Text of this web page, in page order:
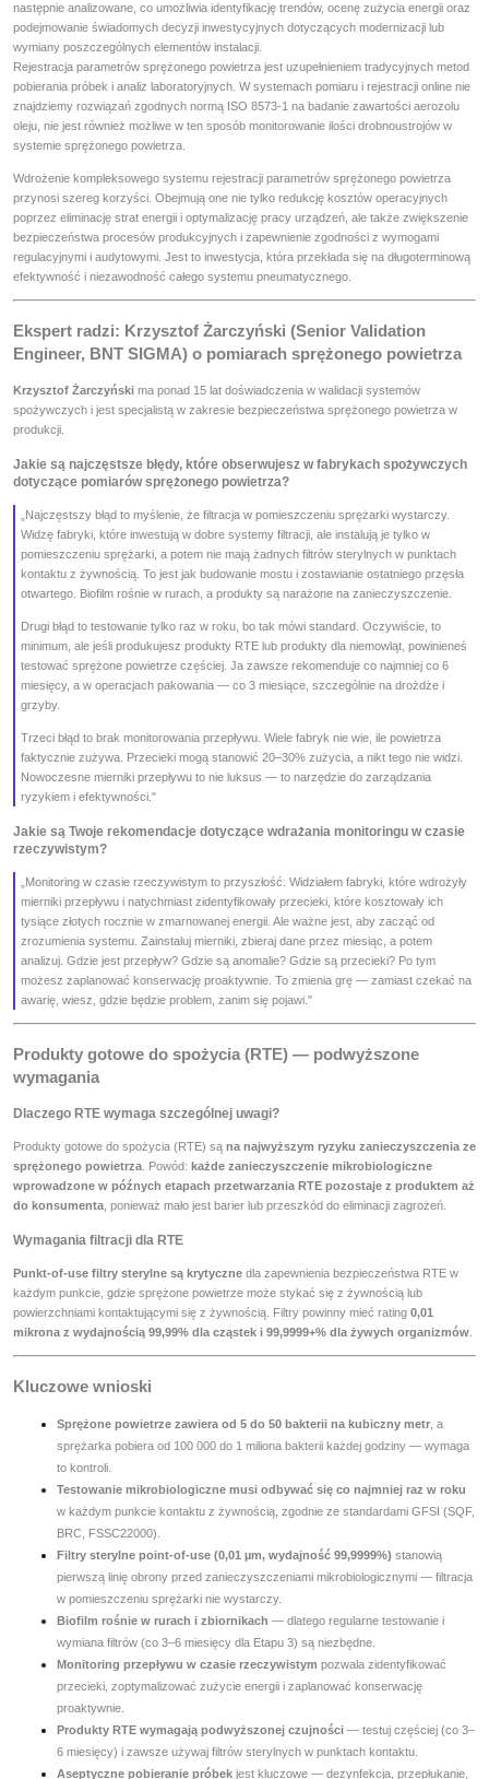
następnie analizowane, co umożliwia identyfikację trendów, ocenę zużycia energii oraz
podejmowanie świadomych decyzji inwestycyjnych dotyczących modernizacji lub
wymiany poszczególnych elementów instalacji.
Rejestracja parametrów sprężonego powietrza jest uzupełnieniem tradycyjnych metod
pobierania próbek i analiz laboratoryjnych. W systemach pomiaru i rejestracji online nie
znajdziemy rozwiązań zgodnych normą ISO 8573-1 na badanie zawartości aerozolu
oleju, nie jest również możliwe w ten sposób monitorowanie ilości drobnoustrojów w
systemie sprężonego powietrza.
Wdrożenie kompleksowego systemu rejestracji parametrów sprężonego powietrza
przynosi szereg korzyści. Obejmują one nie tylko redukcję kosztów operacyjnych
poprzez eliminację strat energii i optymalizację pracy urządzeń, ale także zwiększenie
bezpieczeństwa procesów produkcyjnych i zapewnienie zgodności z wymogami
regulacyjnymi i audytowymi. Jest to inwestycja, która przekłada się na długoterminową
efektywność i niezawodność całego systemu pneumatycznego.
Ekspert radzi: Krzysztof Żarczyński (Senior Validation
Engineer, BNT SIGMA) o pomiarach sprężonego powietrza
Krzysztof Żarczyński ma ponad 15 lat doświadczenia w walidacji systemów
spożywczych i jest specjalistą w zakresie bezpieczeństwa sprężonego powietrza w
produkcji.
Jakie są najczęstsze błędy, które obserwujesz w fabrykach spożywczych
dotyczące pomiarów sprężonego powietrza?
„Najczęstszy błąd to myślenie, że filtracja w pomieszczeniu sprężarki wystarczy.
Widzę fabryki, które inwestują w dobre systemy filtracji, ale instalują je tylko w
pomieszczeniu sprężarki, a potem nie mają żadnych filtrów sterylnych w punktach
kontaktu z żywnością. To jest jak budowanie mostu i zostawianie ostatniego przęsła
otwartego. Biofilm rośnie w rurach, a produkty są narażone na zanieczyszczenie.
Drugi błąd to testowanie tylko raz w roku, bo tak mówi standard. Oczywiście, to
minimum, ale jeśli produkujesz produkty RTE lub produkty dla niemowląt, powinieneś
testować sprężone powietrze częściej. Ja zawsze rekomenduje co najmniej co 6
miesięcy, a w operacjach pakowania — co 3 miesiące, szczególnie na drożdże i
grzyby.
Trzeci błąd to brak monitorowania przepływu. Wiele fabryk nie wie, ile powietrza
faktycznie zużywa. Przecieki mogą stanowić 20–30% zużycia, a nikt tego nie widzi.
Nowoczesne mierniki przepływu to nie luksus — to narzędzie do zarządzania
ryzykiem i efektywności."
Jakie są Twoje rekomendacje dotyczące wdrażania monitoringu w czasie
rzeczywistym?
„Monitoring w czasie rzeczywistym to przyszłość. Widziałem fabryki, które wdrożyły
mierniki przepływu i natychmiast zidentyfikowały przecieki, które kosztowały ich
tysiące złotych rocznie w zmarnowanej energii. Ale ważne jest, aby zacząć od
zrozumienia systemu. Zainstaluj mierniki, zbieraj dane przez miesiąc, a potem
analizuj. Gdzie jest przepływ? Gdzie są anomalie? Gdzie są przecieki? Po tym
możesz zaplanować konserwację proaktywnie. To zmienia grę — zamiast czekać na
awarię, wiesz, gdzie będzie problem, zanim się pojawi."
Produkty gotowe do spożycia (RTE) — podwyższone
wymagania
Dlaczego RTE wymaga szczególnej uwagi?
Produkty gotowe do spożycia (RTE) są na najwyższym ryzyku zanieczyszczenia ze
sprężonego powietrza . Powód: każde zanieczyszczenie mikrobiologiczne
wprowadzone w późnych etapach przetwarzania RTE pozostaje z produktem aż
do konsumenta , ponieważ mało jest barier lub przeszkód do eliminacji zagrożeń.
Wymagania filtracji dla RTE
Punkt-of-use filtry sterylne są krytyczne dla zapewnienia bezpieczeństwa RTE w
każdym punkcie, gdzie sprężone powietrze może stykać się z żywnością lub
powierzchniami kontaktującymi się z żywnością. Filtry powinny mieć rating 0,01
mikrona z wydajnością 99,99% dla cząstek i 99,9999+% dla żywych organizmów
Kluczowe wnioski
Sprężone powietrze zawiera od 5 do 50 bakterii na kubiczny metr , a
sprężarka pobiera od 100 000 do 1 miliona bakterii każdej godziny — wymaga
to kontroli.
Testowanie mikrobiologiczne musi odbywać się co najmniej raz w roku
w każdym punkcie kontaktu z żywnością, zgodnie ze standardami GFSI (SQF,
BRC, FSSC22000).
Filtry sterylne point-of-use (0,01 µm, wydajność 99,9999%) stanowią
pierwszą linię obrony przed zanieczyszczeniami mikrobiologicznymi — filtracja
w pomieszczeniu sprężarki nie wystarczy.
Biofilm rośnie w rurach i zbiornikach — dlatego regularne testowanie i
wymiana filtrów (co 3–6 miesięcy dla Etapu 3) są niezbędne.
Monitoring przepływu w czasie rzeczywistym pozwala zidentyfikować
przecieki, zoptymalizować zużycie energii i zaplanować konserwację
proaktywnie.
Produkty RTE wymagają podwyższonej czujności — testuj częściej (co 3–
6 miesięcy) i zawsze używaj filtrów sterylnych w punktach kontaktu.
Aseptyczne pobieranie próbek jest kluczowe — dezynfekcja, przepłukanie,